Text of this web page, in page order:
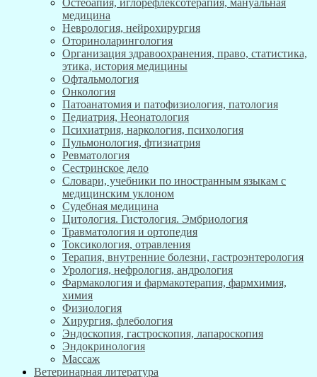
медицина
Неврология, нейрохирургия
Оториноларингология
Организация здравоохранения, право, статистика,
этика, история медицины
Офтальмология
Онкология
Патоанатомия и патофизиология, патология
Педиатрия, Неонатология
Психиатрия, наркология, психология
Пульмонология, фтизиатрия
Ревматология
Сестринское дело
Словари, учебники по иностранным языкам с
медицинским уклоном
Судебная медицина
Цитология. Гистология. Эмбриология
Травматология и ортопедия
Токсикология, отравления
Терапия, внутренние болезни, гастроэнтерология
Урология, нефрология, андрология
Фармакология и фармакотерапия, фармхимия,
химия
Физиология
Хирургия, флебология
Эндоскопия, гастроскопия, лапароскопия
Эндокринология
Массаж
Ветеринарная литература